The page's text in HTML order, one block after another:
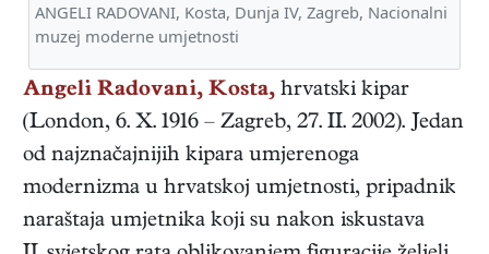
ANGELI RADOVANI, Kosta, Dunja IV, Zagreb, Nacionalni
muzej moderne umjetnosti
Angeli Radovani, Kosta, hrvatski kipar
(London, 6. X. 1916 – Zagreb, 27. II. 2002). Jedan
od najznačajnijih kipara umjerenoga
modernizma u hrvatskoj umjetnosti, pripadnik
naraštaja umjetnika koji su nakon iskustava